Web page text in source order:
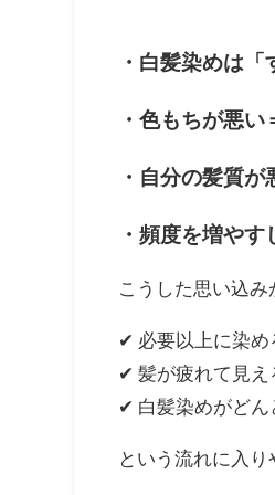
・白髪染めは
・色もちが悪
・自分の髪質
・頻度を増や
こうした思い込み
✔ 必要以上に染め
✔ 髪が疲れて見え
✔ 白髪染めがどん
という流れに入り